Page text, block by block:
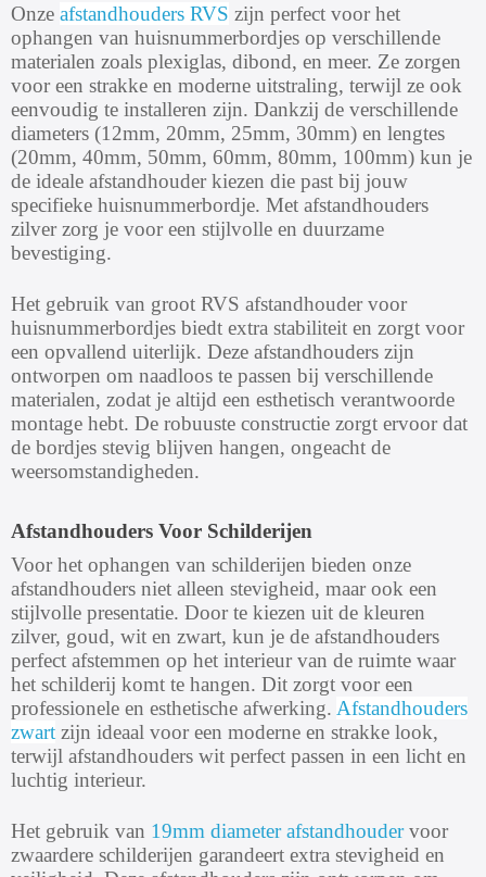
Onze afstandhouders RVS zijn perfect voor het
ophangen van huisnummerbordjes op verschillende
materialen zoals plexiglas, dibond, en meer. Ze zorgen
voor een strakke en moderne uitstraling, terwijl ze ook
eenvoudig te installeren zijn. Dankzij de verschillende
diameters (12mm, 20mm, 25mm, 30mm) en lengtes
(20mm, 40mm, 50mm, 60mm, 80mm, 100mm) kun je
de ideale afstandhouder kiezen die past bij jouw
specifieke huisnummerbordje. Met afstandhouders
zilver zorg je voor een stijlvolle en duurzame
bevestiging.
Het gebruik van groot RVS afstandhouder voor
huisnummerbordjes biedt extra stabiliteit en zorgt voor
een opvallend uiterlijk. Deze afstandhouders zijn
ontworpen om naadloos te passen bij verschillende
materialen, zodat je altijd een esthetisch verantwoorde
montage hebt. De robuuste constructie zorgt ervoor dat
de bordjes stevig blijven hangen, ongeacht de
weersomstandigheden.
Afstandhouders Voor Schilderijen
Voor het ophangen van schilderijen bieden onze
afstandhouders niet alleen stevigheid, maar ook een
stijlvolle presentatie. Door te kiezen uit de kleuren
zilver, goud, wit en zwart, kun je de afstandhouders
perfect afstemmen op het interieur van de ruimte waar
het schilderij komt te hangen. Dit zorgt voor een
professionele en esthetische afwerking. Afstandhouders
zwart zijn ideaal voor een moderne en strakke look,
terwijl afstandhouders wit perfect passen in een licht en
luchtig interieur.
Het gebruik van 19mm diameter afstandhoudervoor
zwaardere schilderijen garandeert extra stevigheid en